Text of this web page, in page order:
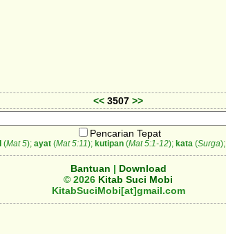
<< 3507 >>
Pencarian Tepat
(Mat 5); ayat(Mat 5:11); kutipan(Mat 5:1-12); kata(Surga);
Bantuan | Download
© 2026 Kitab Suci Mobi
KitabSuciMobi[at]gmail.com